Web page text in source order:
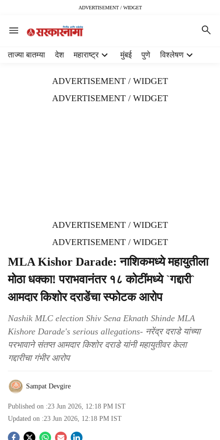
ADVERTISEMENT / WIDGET
ताज्या बातम्या देश महाराष्ट्र मुंबई पुणे विश्लेषण
ADVERTISEMENT / WIDGET
ADVERTISEMENT / WIDGET
ADVERTISEMENT / WIDGET
ADVERTISEMENT / WIDGET
MLA Kishor Darade: नाशिकमध्ये महायुतीला
मोठा धक्का! पराभवानंतर १८ कोटींमध्ये `गद्दारी`
आमदार किशोर दराडेंचा स्फोटक आरोप
Nashik MLC election Shiv Sena Eknath Shinde MLA
Kishore Darade's serious allegations- नरेंद्र दराडे यांच्या
परभावाने संतप्त आमदार किशोर दराडे यांनी महायुतीवर केला
गद्दारीचा गंभीर आरोप
Sampat Devgire
Published on :23 Jun 2026, 12:18 PM IST
Updated on :23 Jun 2026, 12:18 PM IST